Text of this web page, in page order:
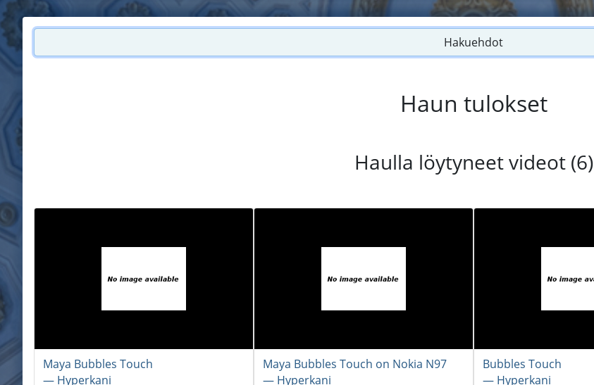
Hakuehdot
Haun tulokset
Haulla löytyneet videot (6)
Maya Bubbles Touch
― Hyperkani
Maya Bubbles Touch on Nokia N97
― Hyperkani
Bubbles Touch
― Hyperkani